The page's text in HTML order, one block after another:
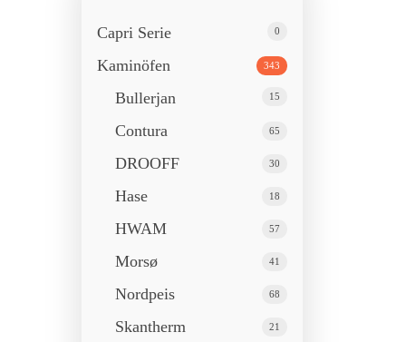
Drücken Sie ENTER zum Suchen oder
Capri Serie 0
Kaminöfen 343
Bullerjan 15
Contura 65
DROOFF 30
Hase 18
HWAM 57
Morsø 41
Nordpeis 68
Skantherm 21